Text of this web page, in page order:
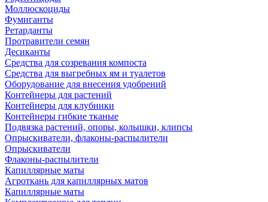
Моллюскоциды
Фумиганты
Ретарданты
Протравители семян
Десиканты
Средства для созревания компоста
Средства для выгребных ям и туалетов
Оборудование для внесения удобрений
Контейнеры для растений
Контейнеры для клубники
Контейнеры гибкие тканые
Подвязка растений, опоры, колышки, клипсы
Опрыскиватели, флаконы-распылители
Опрыскиватели
Флаконы-распылители
Капиллярные маты
Агроткань для капиллярных матов
Капиллярные маты